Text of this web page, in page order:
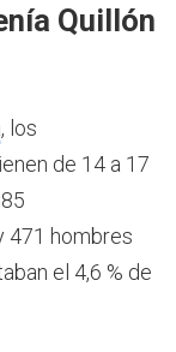
Quillón
, los
de 14 a 17
471 hombres
el 4,6 % de